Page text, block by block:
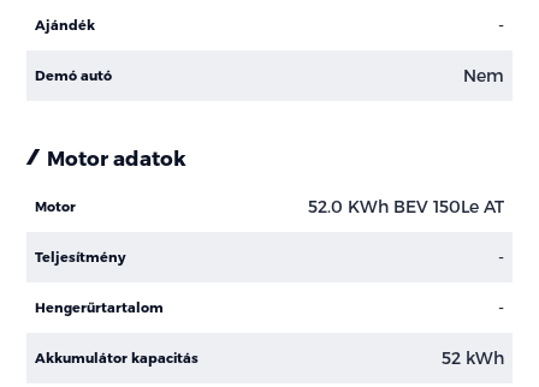
Ajándék -
Demó autó Nem
Motor adatok
Motor 52.0 KWh BEV 150Le AT
Teljesítmény -
Hengerűrtartalom -
Akkumulátor kapacitás 52 kWh